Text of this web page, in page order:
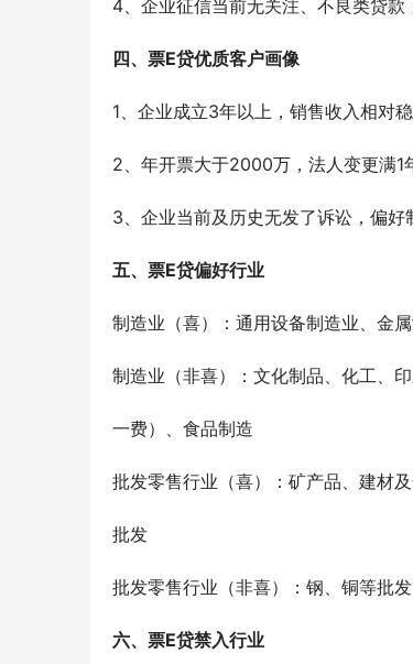
4、企业征信当前无关注、不良类贷
四、票E贷优质客户画像
1、企业成立3年以上，销售收入相对
2、年开票大于2000万，法人变更满
3、企业当前及历史无发了诉讼，偏好
五、票E贷偏好行业
制造业（喜）：通用设备制造业、金
制造业（非喜）：文化制品、化工、
一费）、食品制造
批发零售行业（喜）：矿产品、建材
批发
批发零售行业（非喜）：钢、铜等批
六、票E贷禁入行业